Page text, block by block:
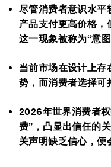
尽管消费者意识水平
产品支付更高价格，
这一现象被称为“意图
当前市场在设计上存
势，而消费者选择可
2026年世界消费者
费”，凸显出信任的
关声明缺乏信心，便